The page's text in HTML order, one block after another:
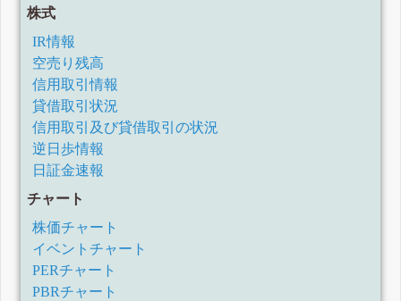
株式
IR情報
空売り残高
信用取引情報
貸借取引状況
信用取引及び貸借取引の状況
逆日歩情報
日証金速報
チャート
株価チャート
イベントチャート
PERチャート
PBRチャート